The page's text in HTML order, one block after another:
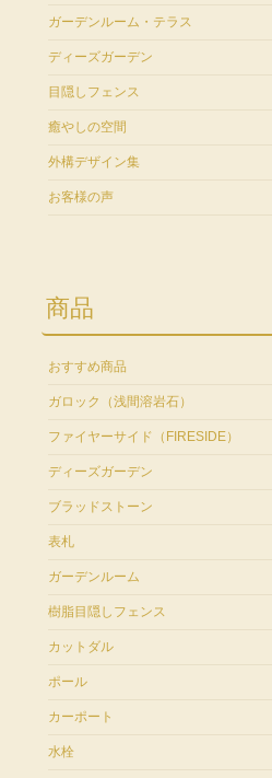
ガーデンルーム・テラス
ディーズガーデン
目隠しフェンス
癒やしの空間
外構デザイン集
お客様の声
商品
おすすめ商品
ガロック（浅間溶岩石）
ファイヤーサイド（FIRESIDE）
ディーズガーデン
ブラッドストーン
表札
ガーデンルーム
樹脂目隠しフェンス
カットダル
ポール
カーポート
水栓